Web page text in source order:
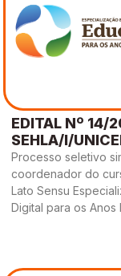
EDITAL Nº 14/
SEHLA/I/
Processo seletivo
coordenador do
Lato Sensu
Digital para os